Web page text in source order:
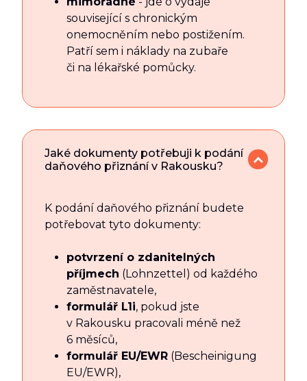
související s chronickým
onemocněním nebo postižením.
Patří sem i náklady na zubaře
či na lékařské pomůcky.
Jaké dokumenty potřebuji k podání
daňového přiznání v Rakousku?
K podání daňového přiznání budete
potřebovat tyto dokumenty:
potvrzení o zdanitelných
příjmech (Lohnzettel) od každého
zaměstnavatele,
formulář L1i, pokud jste
v Rakousku pracovali méně než
6 měsíců,
formulář EU/EWR (Bescheinigung
EU/EWR),